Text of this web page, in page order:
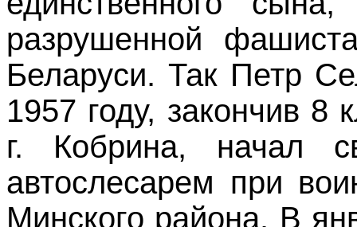
разрушенной
Беларуси. Так Петр
1957 году, закончив
г. Кобрина, начал
автослесарем при
Минского района. В